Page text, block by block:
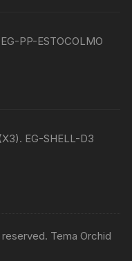
PP-ESTOCOLMO
EG-SHELL-D3
Tema Orchid